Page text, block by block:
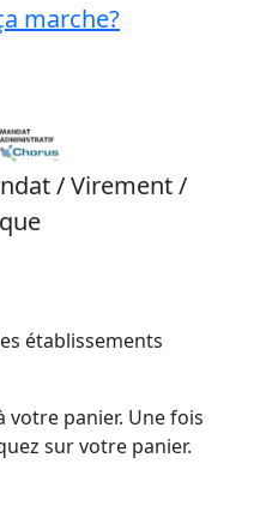
marche?
/ Virement /
établissements
votre panier. Une fois
sur votre panier.